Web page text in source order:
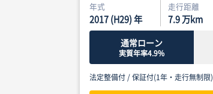
年式
2017 (H29) 年
走行距離
7.9万km
通常ローン
実質年率4.9%
法定整備付 /保証付(1年・走行無制限)